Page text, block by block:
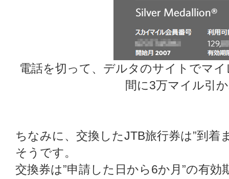
電話を切って、デルタのサイトでマ
間に3万マイル引
ちなみに、交換したJTB旅行券は”到着
そうです。
交換券は”申請した日から6か月”の有